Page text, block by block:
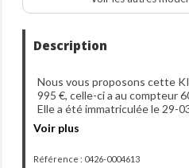
Description
Nous vous proposons cette
995 €, celle-ci a au compteur
Elle a été immatriculée le 29-
puissance de 180ch din.
Voir plus
Référence : 0426-0004613